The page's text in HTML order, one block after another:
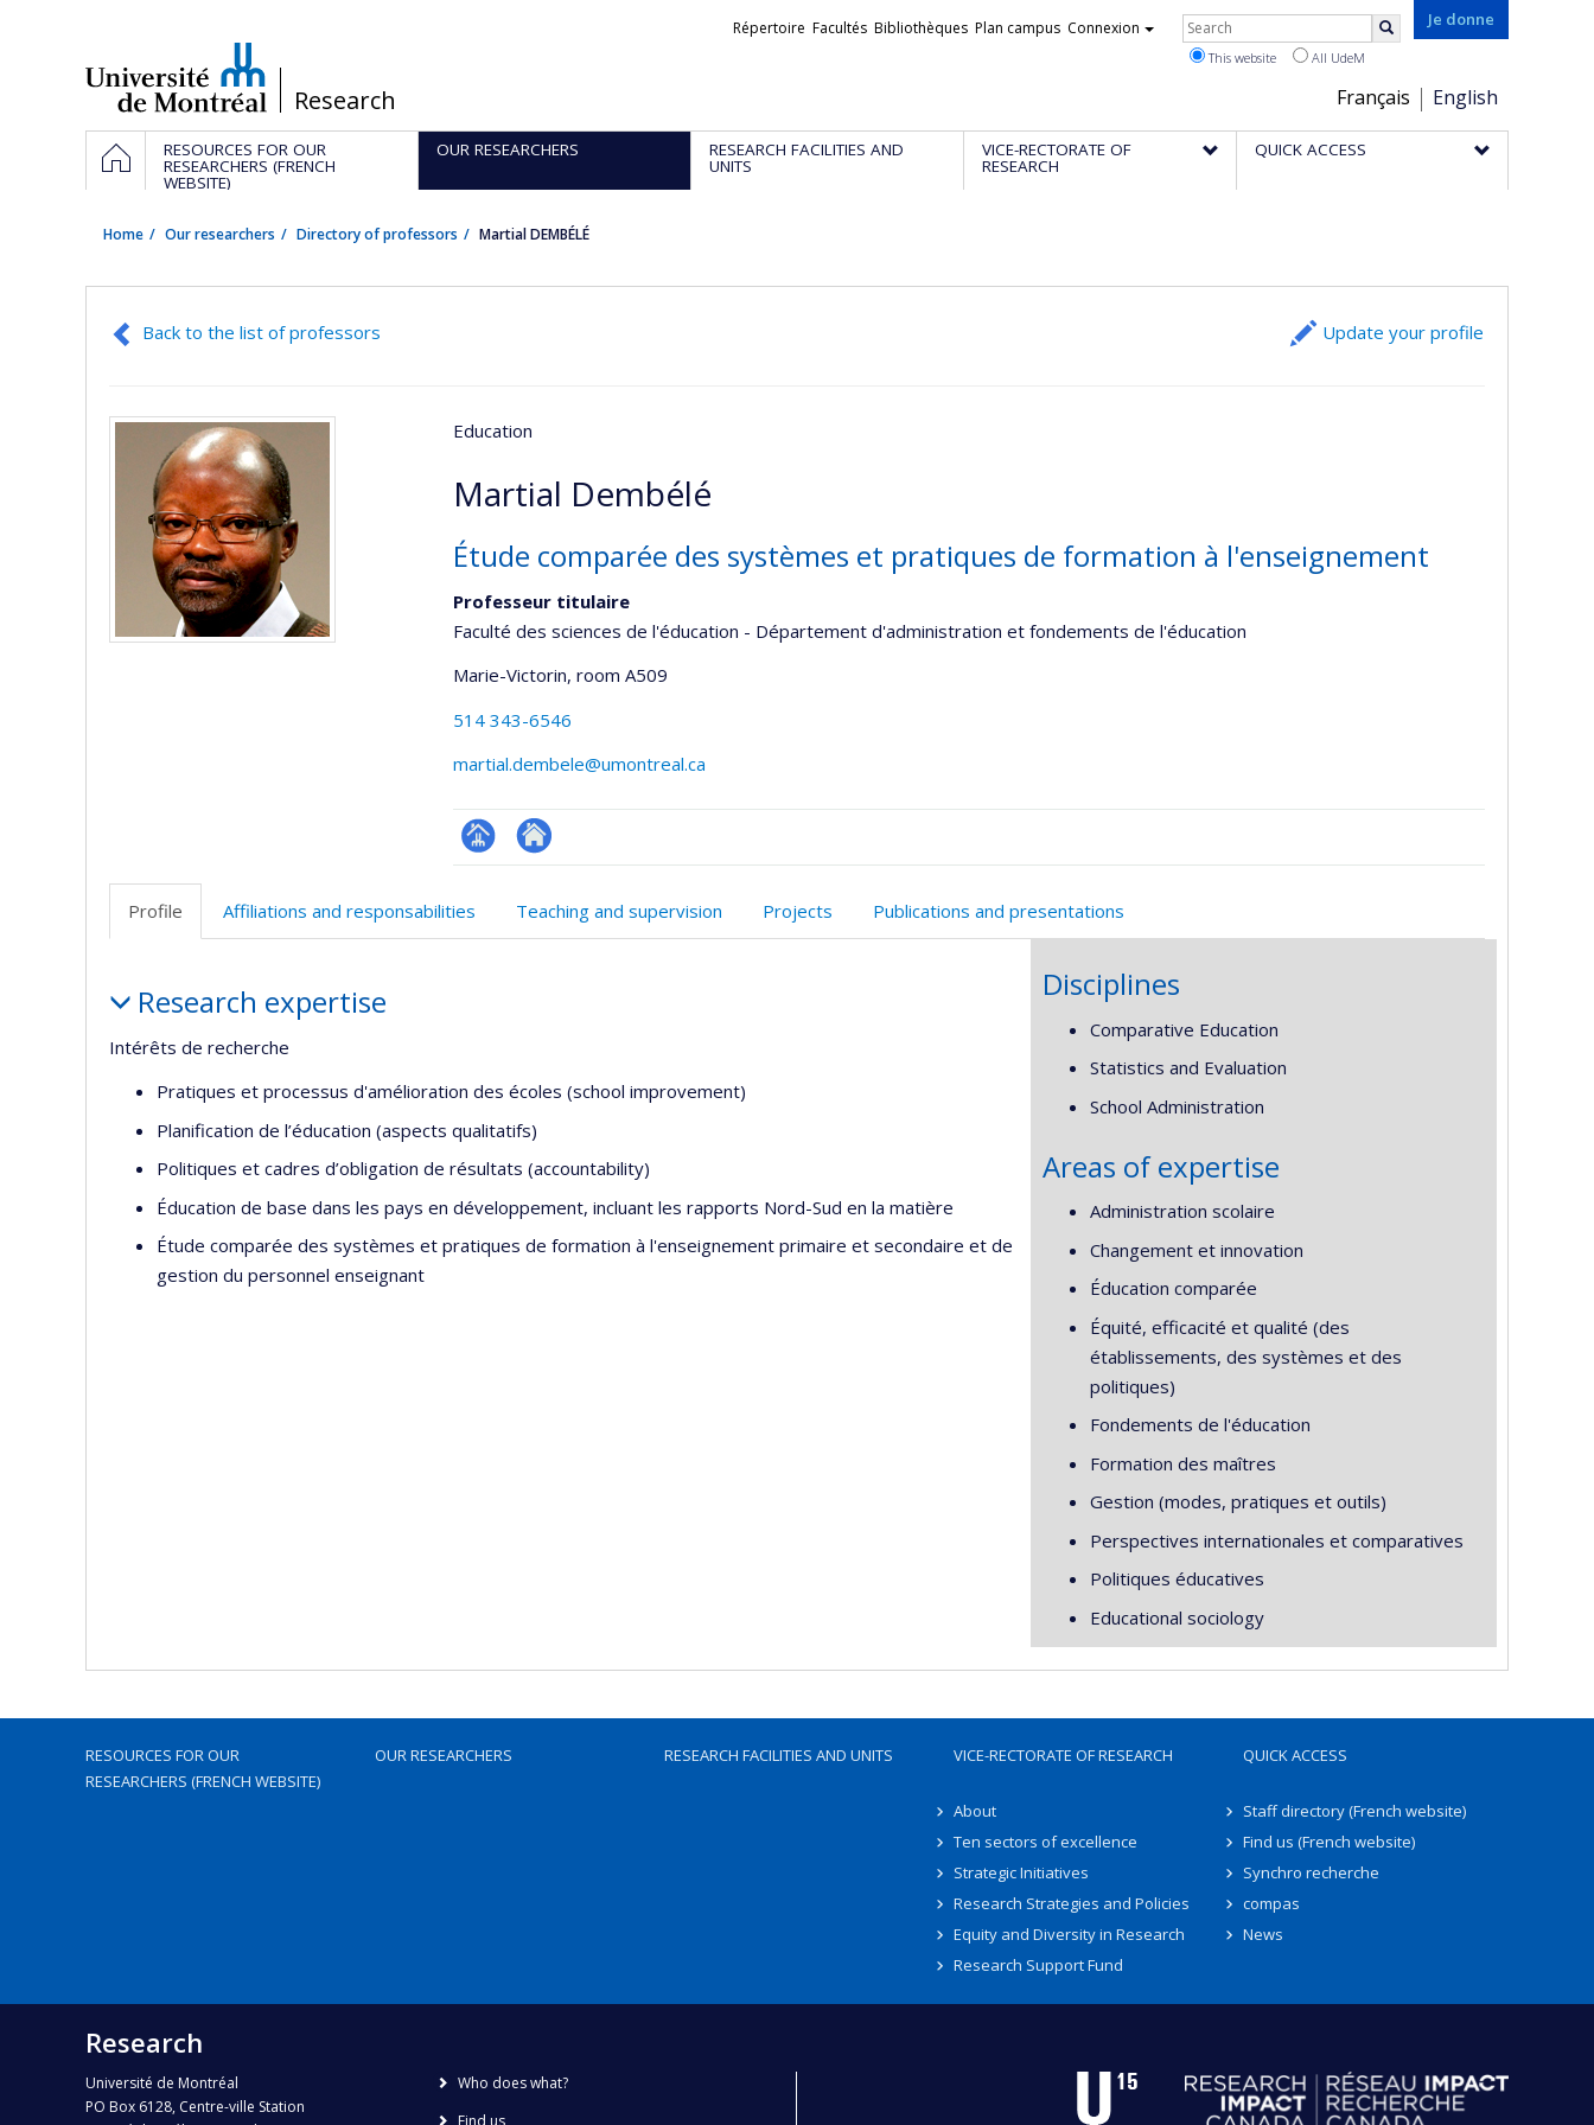
/Research
Je donne
Choix
de
la
Français English
Liens
Répertoire Facultés Bibliothèques Plan campus Connexion Rechercher
This website All UdeM
Navigation
principale
HOMERESOURCES FOR OUR
RESEARCHERS (FRENCH
WEBSITE)
OUR RESEARCHERS RESEARCH FACILITIES AND
UNITS
VICE-RECTORATE OF
RESEARCH
QUICK ACCESS
Home Our researchers Directory of professors Martial DEMBÉLÉ
Back to the list of professors Update your profile
Education
Martial Dembélé
Étude comparée des systèmes et pratiques de formation à l'enseignement
Professeur titulaire
Faculté des sciences de l'éducation - Département d'administration et fondements de l'éducation
Marie-Victorin, room A509
514 343-6546
martial.dembele@umontreal.ca
Page
(faculté,département,école)
Site
Profile Affiliations and responsabilities Teaching and supervision Projects Publications and presentations
Research expertise
Intérêts de recherche
Pratiques et processus d'amélioration des écoles (school improvement)
Planification de l’éducation (aspects qualitatifs)
Politiques et cadres d’obligation de résultats (accountability)
Éducation de base dans les pays en développement, incluant les rapports Nord-Sud en la matière
Étude comparée des systèmes et pratiques de formation à l'enseignement primaire et secondaire et de
gestion du personnel enseignant
Disciplines
Comparative Education
Statistics and Evaluation
School Administration
Areas of expertise
Administration scolaire
Changement et innovation
Éducation comparée
Équité, efficacité et qualité (des
établissements, des systèmes et des
politiques)
Fondements de l'éducation
Formation des maîtres
Gestion (modes, pratiques et outils)
Perspectives internationales et comparatives
Politiques éducatives
Educational sociology
RESOURCES FOR OUR
RESEARCHERS (FRENCH WEBSITE)
OUR RESEARCHERS RESEARCH FACILITIES AND UNITS VICE-RECTORATE OF RESEARCH
About
Ten sectors of excellence
Strategic Initiatives
Research Strategies and Policies
Equity and Diversity in Research
Research Support Fund
QUICK ACCESS
Staff directory (French website)
Find us (French website)
Synchro recherche
compas
News
Research
Université de Montréal
PO Box 6128, Centre-ville Station
Who does what?
Find us